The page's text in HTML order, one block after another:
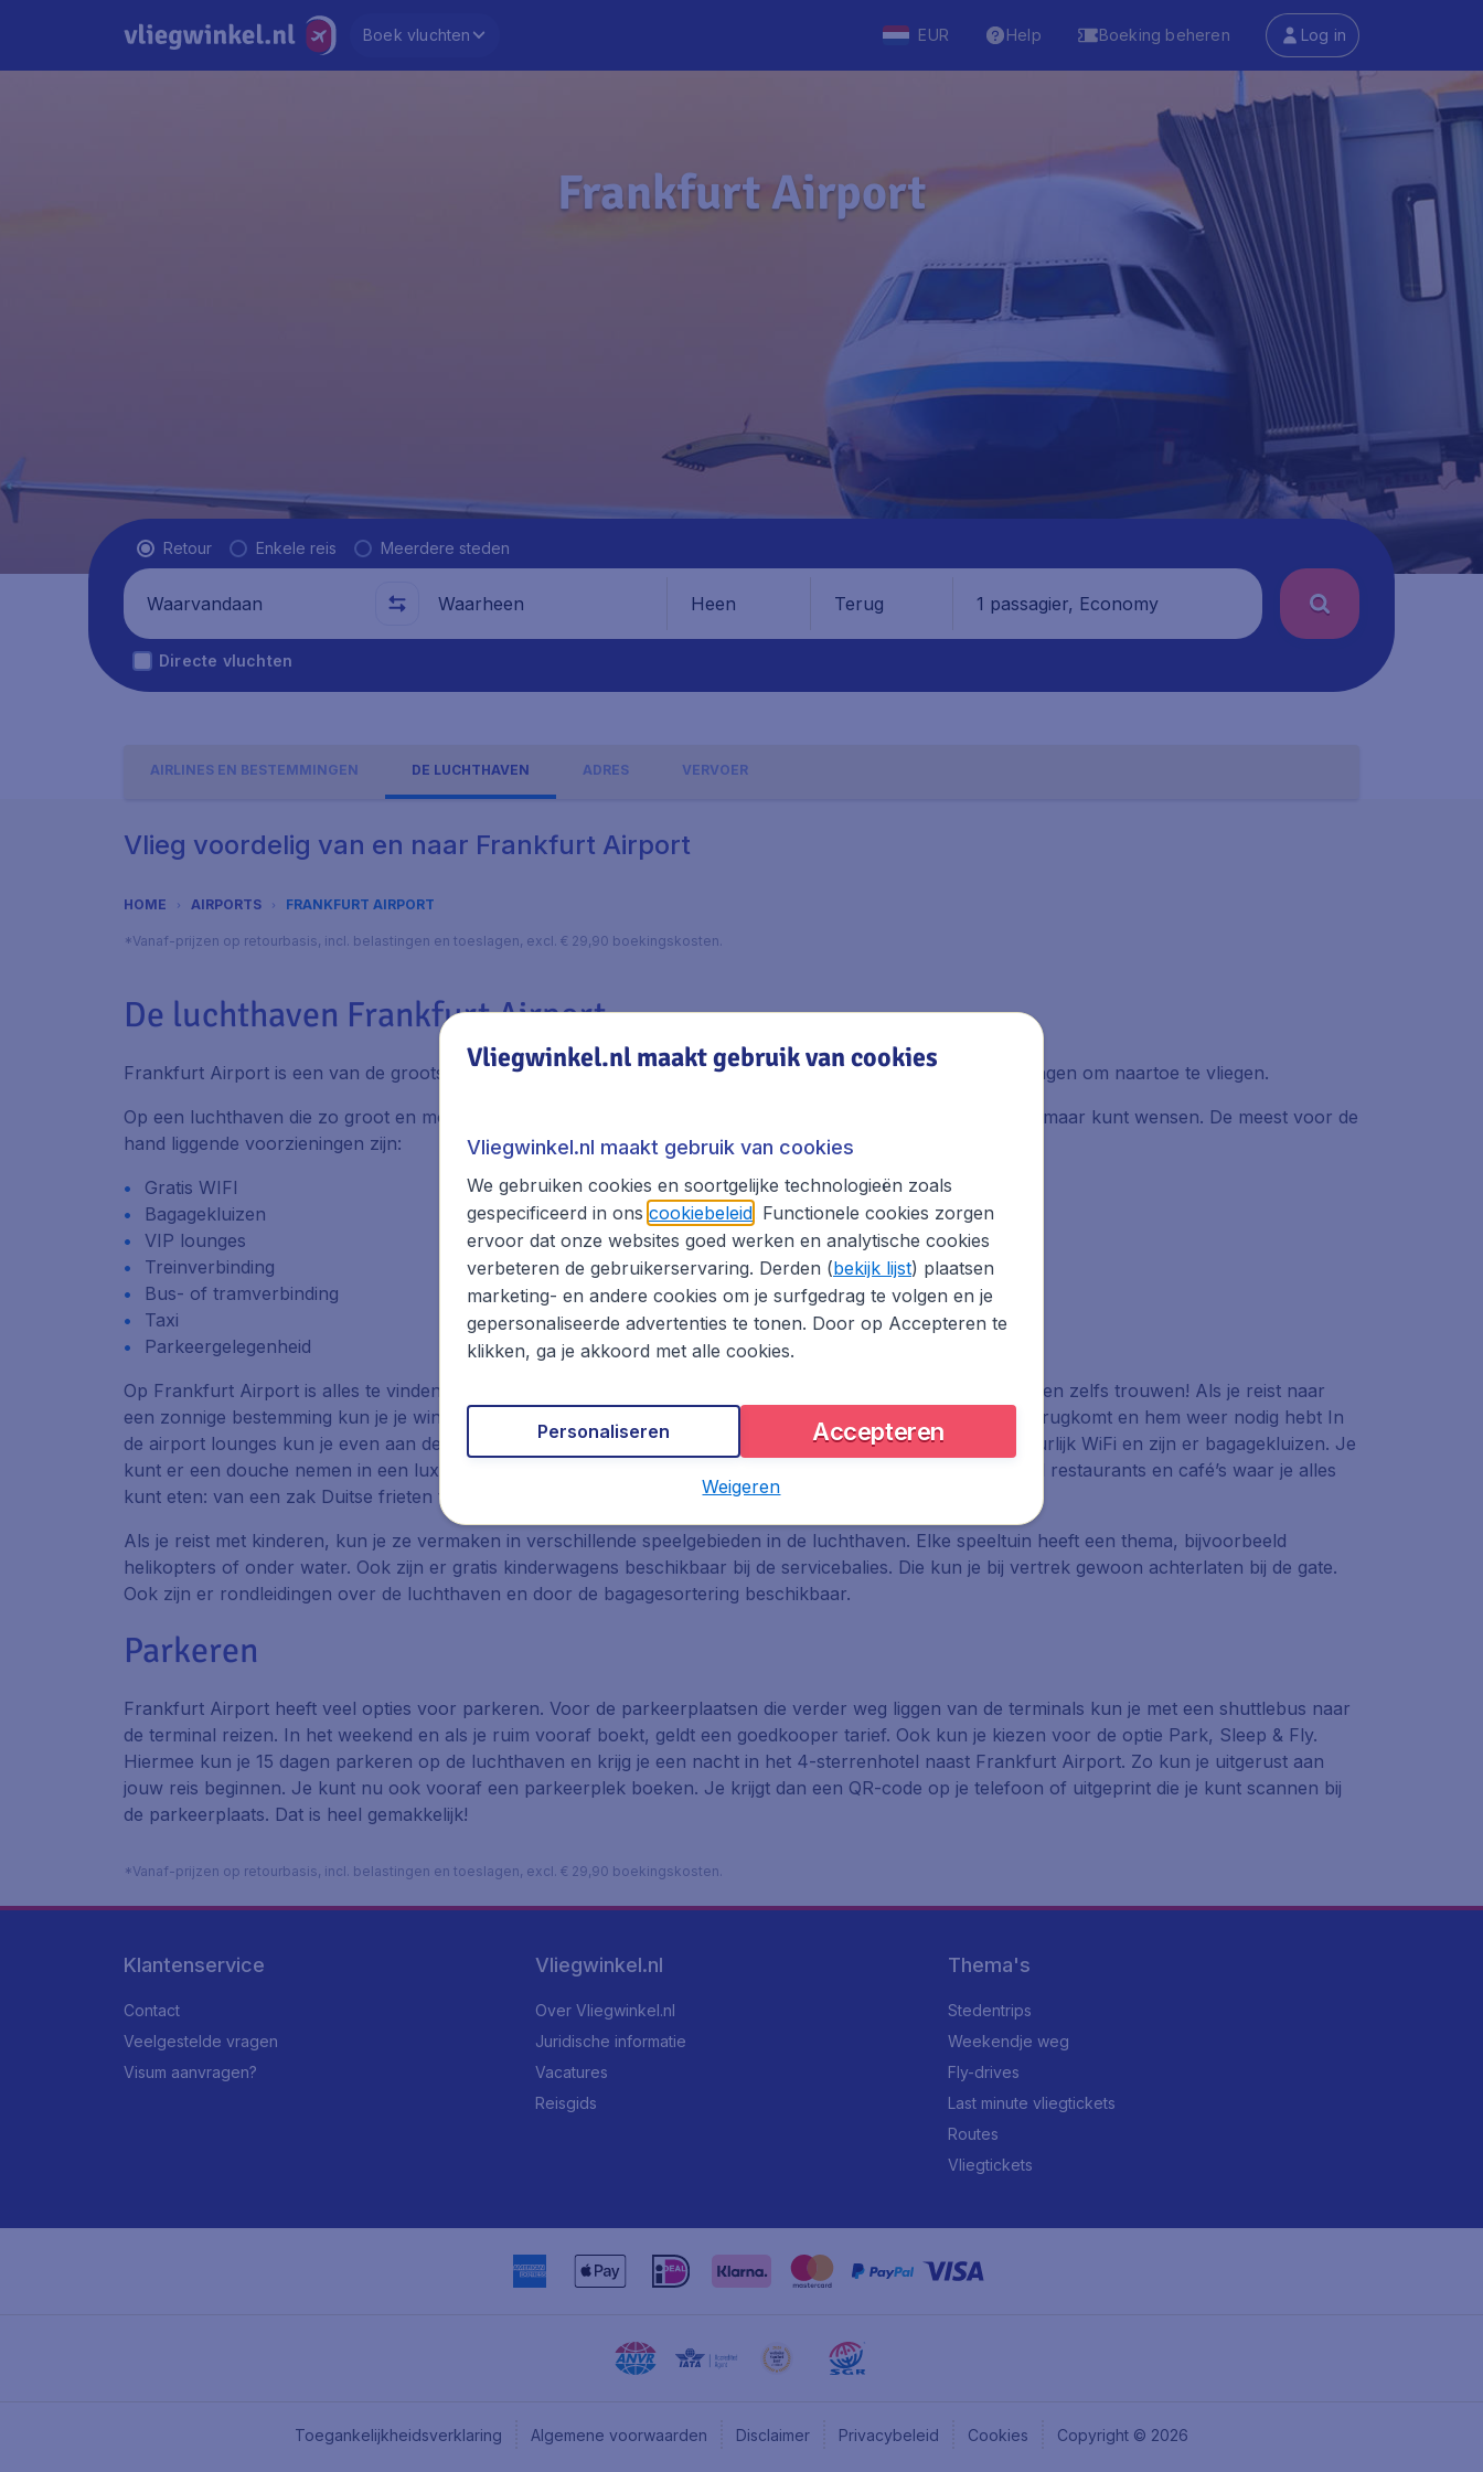
Boek vluchten EUR Help Boeking beheren Log in
Frankfurt Airport
Vluchttype
Retour Enkele reis Meerdere steden
Waarvandaan Waarheen Heen Terug 1 passagier, Economy
Directe vluchten
AIRLINES EN BESTEMMINGEN DE LUCHTHAVEN ADRES VERVOER
Vlieg voordelig van en naar Frankfurt Airport
HOME AIRPORTS FRANKFURT AIRPORT
*Vanaf-prijzen op retourbasis, incl. belastingen en toeslagen, excl. € 29,90 boekingskosten.
De luchthaven Frankfurt Airport
Frankfurt Airport is een van de grootste luchthavens van Europa met drie terminals en honderden bestemmingen om naartoe te vliegen.
Op een luchthaven die zo groot en modern is als Frankfurt Airport, vind je natuurlijk alle voorzieningen die je maar kunt wensen. De meest voor de
hand liggende voorzieningen zijn:
Gratis WIFI
Bagagekluizen
VIP lounges
Treinverbinding
Bus- of tramverbinding
Taxi
Parkeergelegenheid
Op Frankfurt Airport is alles te vinden wat je maar nodig kunt hebben op je reis. Je kunt er je was laten doen en zelfs trouwen! Als je reist naar
een zonnige bestemming kun je je winterjas achterlaten op Frankfurt Airport, waar hij bewaard wordt tot je terugkomt en hem weer nodig hebt In
de airport lounges kun je even aan de drukte van het vliegveld dat nooit slaapt ontsnappen. Verder is er natuurlijk WiFi en zijn er bagagekluizen. Je
kunt er een douche nemen in een luxe badkamer of roken in een comfortabele rokersruimte. Ook zijn er veel restaurants en café’s waar je alles
kunt eten: van een zak Duitse frieten tot Italiaanse gerechten en chique drie- of vijfgangendiners.
Als je reist met kinderen, kun je ze vermaken in verschillende speelgebieden in de luchthaven. Elke speeltuin heeft een thema, bijvoorbeeld
helikopters of onder water. Ook zijn er gratis kinderwagens beschikbaar bij de servicebalies. Die kun je bij vertrek gewoon achterlaten bij de gate.
Ook zijn er rondleidingen over de luchthaven en door de bagagesortering beschikbaar.
Parkeren
Frankfurt Airport heeft veel opties voor parkeren. Voor de parkeerplaatsen die verder weg liggen van de terminals kun je met een shuttlebus naar
de terminal reizen. In het weekend en als je ruim vooraf boekt, geldt een goedkooper tarief. Ook kun je kiezen voor de optie Park, Sleep & Fly.
Hiermee kun je 15 dagen parkeren op de luchthaven en krijg je een nacht in het 4-sterrenhotel naast Frankfurt Airport. Zo kun je uitgerust aan
jouw reis beginnen. Je kunt nu ook vooraf een parkeerplek boeken. Je krijgt dan een QR-code op je telefoon of uitgeprint die je kunt scannen bij
de parkeerplaats. Dat is heel gemakkelijk!
*Vanaf-prijzen op retourbasis, incl. belastingen en toeslagen, excl. € 29,90 boekingskosten.
Klantenservice
Contact
Veelgestelde vragen
Visum aanvragen?
Vliegwinkel.nl
Over Vliegwinkel.nl
Juridische informatie
Vacatures
Reisgids
Thema's
Stedentrips
Weekendje weg
Fly-drives
Last minute vliegtickets
Routes
Vliegtickets
Toegankelijkheidsverklaring Algemene voorwaarden Disclaimer Privacybeleid Cookies Copyright © 2026
Vliegwinkel.nl maakt gebruik van cookies
Vliegwinkel.nl maakt gebruik van cookies
We gebruiken cookies en soortgelijke technologieën zoals
gespecificeerd in ons cookiebeleid. Functionele cookies zorgen
ervoor dat onze websites goed werken en analytische cookies
verbeteren de gebruikerservaring. Derden (bekijk lijst) plaatsen
marketing- en andere cookies om je surfgedrag te volgen en je
gepersonaliseerde advertenties te tonen. Door op Accepteren te
klikken, ga je akkoord met alle cookies.
Accepteren
Personaliseren
Weigeren